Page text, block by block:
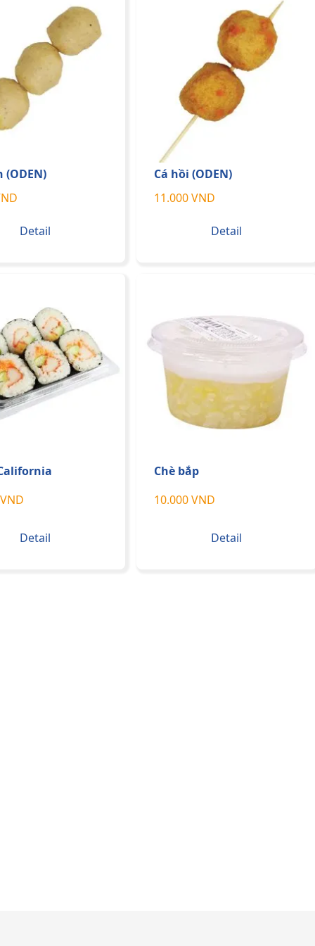
(ODEN)
Detail
Cá hồi (ODEN)
11.000 VND
Detail
Detail
Chè bắp
10.000 VND
Detail